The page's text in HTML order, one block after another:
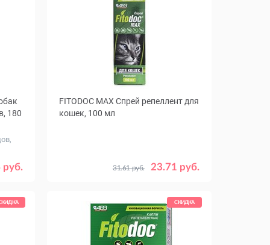
180
руб.
FITODOC MAX Спрей репеллент для
кошек, 100 мл
23.71 руб.
31.61 руб.
СКИДКА